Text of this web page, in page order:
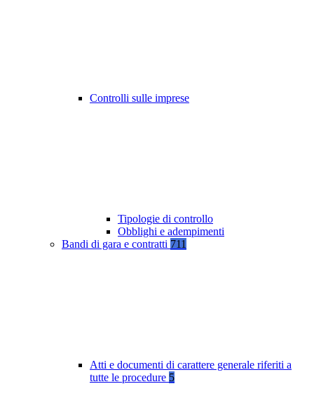
Controlli sulle imprese
Tipologie di controllo
Obblighi e adempimenti
Bandi di gara e contratti 711
Atti e documenti di carattere generale riferiti a
tutte le procedure 5